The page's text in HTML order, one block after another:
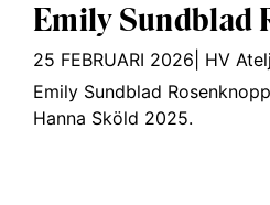
Emily Sundblad
25 FEBRUARI 2026 HV
Emily Sundblad
Hanna Sköld 2025.